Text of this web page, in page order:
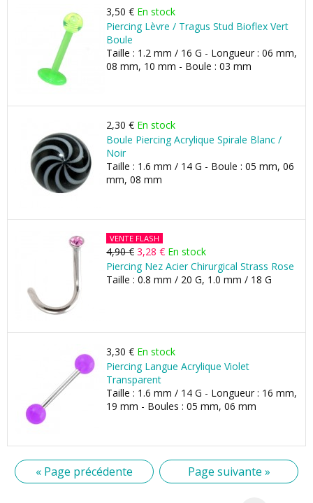
3,50 € En stock
Piercing Lèvre / Tragus Stud Bioflex Vert
Boule
Taille : 1.2 mm / 16 G - Longueur : 06 mm,
08 mm, 10 mm - Boule : 03 mm
2,30 € En stock
Boule Piercing Acrylique Spirale Blanc /
Noir
Taille : 1.6 mm / 14 G - Boule : 05 mm, 06
mm, 08 mm
VENTE FLASH
4,90 € 3,28 € En stock
Piercing Nez Acier Chirurgical Strass Rose
Taille : 0.8 mm / 20 G, 1.0 mm / 18 G
3,30 € En stock
Piercing Langue Acrylique Violet
Transparent
Taille : 1.6 mm / 14 G - Longueur : 16 mm,
19 mm - Boules : 05 mm, 06 mm
« Page précédente Page suivante »